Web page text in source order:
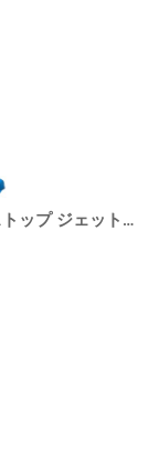
撥水速乾 リップストップ ジェットキャップ